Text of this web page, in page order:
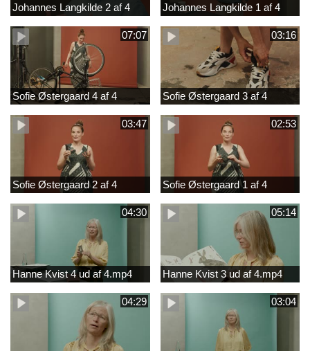
Johannes Langkilde 2 af 4 Johannes Langkilde 1 af 4
07:07
Sofie Østergaard 4 af 4
03:16
Sofie Østergaard 3 af 4
03:47
Sofie Østergaard 2 af 4
02:53
Sofie Østergaard 1 af 4
04:30
Hanne Kvist 4 ud af 4.mp4
05:14
Hanne Kvist 3 ud af 4.mp4
04:29 03:04